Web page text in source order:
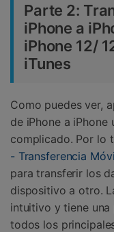
Parte 2:
iPhone a
iPhone 12/
iTunes
Como puedes ver,
de iPhone a iPhone
complicado. Por lo
- Transferencia
para transferir los
dispositivo a otro.
intuitivo y tiene
todos los